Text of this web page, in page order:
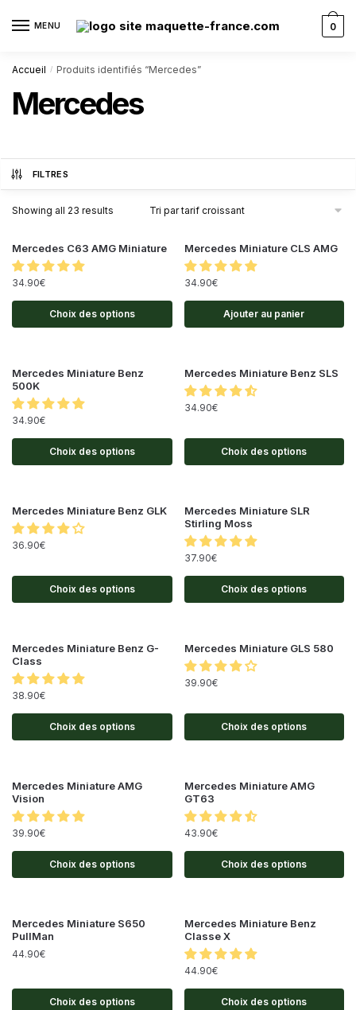
MENU 0
Accueil / Produits identifiés “Mercedes”
Mercedes
FILTRES
Showing all 23 results
Mercedes C63 AMG Miniature
34.90€
Choix des options
Mercedes Miniature CLS AMG
34.90€
Ajouter au panier
Mercedes Miniature Benz
500K
34.90€
Choix des options
Mercedes Miniature Benz SLS
34.90€
Choix des options
Mercedes Miniature Benz GLK
36.90€
Choix des options
Mercedes Miniature SLR
Stirling Moss
37.90€
Choix des options
Mercedes Miniature Benz G-
Class
38.90€
Choix des options
Mercedes Miniature GLS 580
39.90€
Choix des options
Mercedes Miniature AMG
Vision
39.90€
Choix des options
Mercedes Miniature AMG
GT63
43.90€
Choix des options
Mercedes Miniature S650
PullMan
44.90€
Choix des options
Mercedes Miniature Benz
Classe X
44.90€
Choix des options